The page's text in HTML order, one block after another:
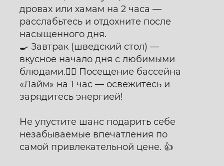
Выбор клиентов
Отель размещен на
OneTwoTrip
дровах или хамам на 2 часа —
расслабьтесь и отдохните после
насыщенного дня.
🍳 Завтрак (шведский стол) —
вкусное начало дня с любимыми
блюдами.🏊‍♂️ Посещение бассейна
«Лайм» на 1 час — освежитесь и
зарядитесь энергией!
Не упустите шанс подарить себе
незабываемые впечатления по
самой привлекательной цене. 👍